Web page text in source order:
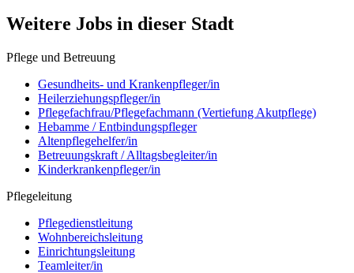
Weitere Jobs in dieser Stadt
Pflege und Betreuung
Gesundheits- und Krankenpfleger/in
Heilerziehungspfleger/in
Pflegefachfrau/Pflegefachmann (Vertiefung Akutpflege)
Hebamme / Entbindungspfleger
Altenpflegehelfer/in
Betreuungskraft / Alltagsbegleiter/in
Kinderkrankenpfleger/in
Pflegeleitung
Pflegedienstleitung
Wohnbereichsleitung
Einrichtungsleitung
Teamleiter/in